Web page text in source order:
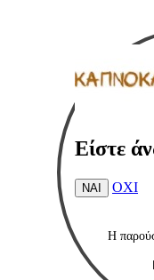
Είστε
ΝΑΙ ΟΧΙ
Η